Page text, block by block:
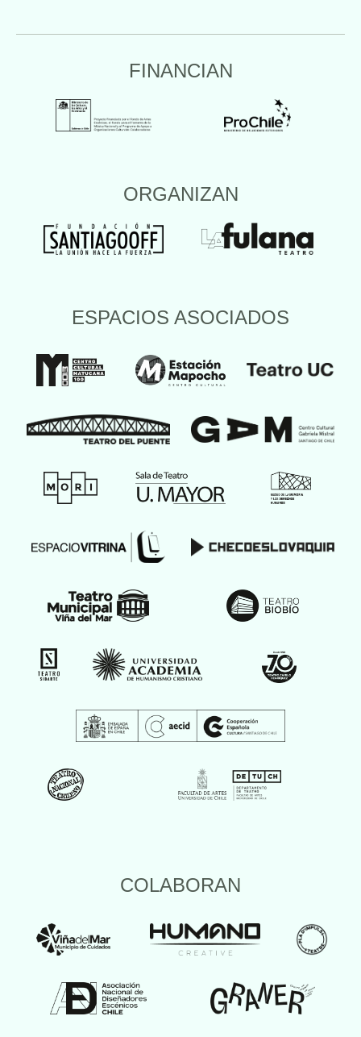
FINANCIAN
ORGANIZAN
ESPACIOS ASOCIADOS
COLABORAN